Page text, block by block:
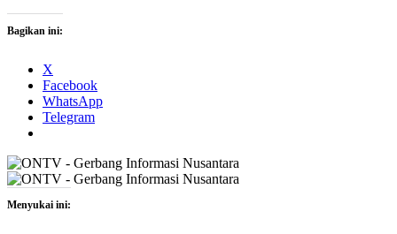
Bagikan ini:
X
Facebook
WhatsApp
Telegram
Menyukai ini: